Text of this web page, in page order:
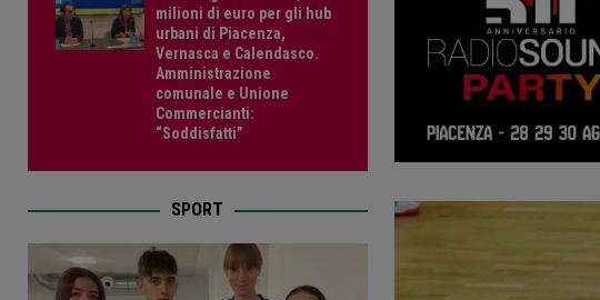
milioni di euro per gli hub
urbani di Piacenza,
Vernasca e Calendasco.
Amministrazione
comunale e Unione
Commercianti:
“Soddisfatti”
SPORT